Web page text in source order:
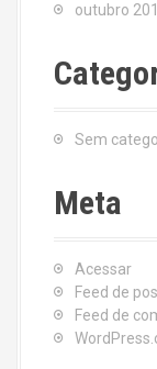
outubro
Sem
Meta
Acessar
Feed de
Feed de